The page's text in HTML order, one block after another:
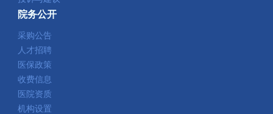
院务公开
采购公告
人才招聘
医保政策
收费信息
医院资质
机构设置